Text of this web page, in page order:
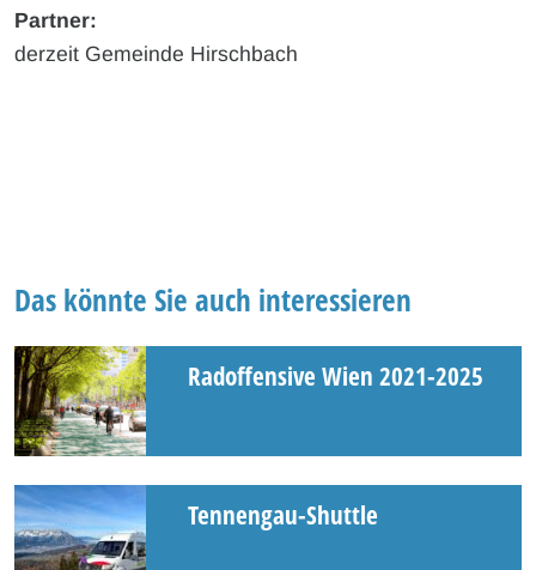
Partner:
derzeit Gemeinde Hirschbach
Das könnte Sie auch interessieren
Radoffensive Wien 2021-2025
Tennengau-Shuttle